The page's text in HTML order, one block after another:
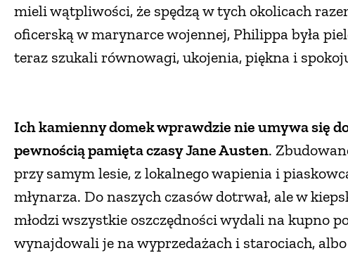
mieli wątpliwości, że spędzą w tych okolicach
oficerską w marynarce wojennej, Philippa była
teraz szukali równowagi, ukojenia, piękna i
Ich kamienny domek wprawdzie nie umywa się
pewnością pamięta czasy Jane Austen.
przy samym lesie, z lokalnego wapienia i
młynarza. Do naszych czasów dotrwał, ale w
młodzi wszystkie oszczędności wydali na kupno
wynajdowali je na wyprzedażach i starociach,